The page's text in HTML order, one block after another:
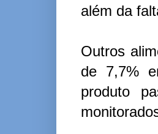
além da
Outros
de 7,7%
produto